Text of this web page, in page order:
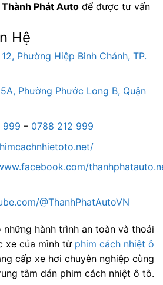
Thành Phát Auto để được tư vấn
Hệ
Phường Hiệp Bình Chánh, TP.
Phường Phước Long B, Quận
999 – 0788 212 999
@ThanhPhatAutoVN
những hành trình an toàn và thoải
xe của mình từ phim cách nhiệt ô
cấp xe hơi chuyên nghiệp cùng
tâm dán phim cách nhiệt ô tô.